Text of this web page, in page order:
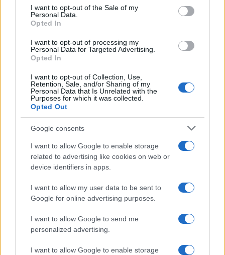
consent section.
I want to opt-out of the Sale of my
Personal Data.
Opted In
I want to opt-out of processing my
Personal Data for Targeted Advertising.
Opted In
I want to opt-out of Collection, Use,
Retention, Sale, and/or Sharing of my
Personal Data that Is Unrelated with the
Purposes for which it was collected.
Opted Out
Google consents
I want to allow Google to enable storage
related to advertising like cookies on web or
device identifiers in apps.
I want to allow my user data to be sent to
Google for online advertising purposes.
I want to allow Google to send me
personalized advertising.
I want to allow Google to enable storage
Cómo la crisis de refino está afectando los precios de la
gasolina y el diésel
Lucía Herrera · 7 Ago 2026
FINANZAS
Intervención conjunta de Japón y EE.UU. para frenar la caída
Marta Ruiz · 7 Ago 2026